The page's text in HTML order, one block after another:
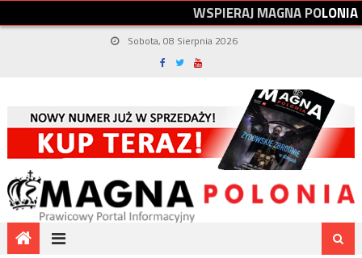
WSPIERAJMAGNAPOLONIA
Sobota, 08 Sierpnia 2026